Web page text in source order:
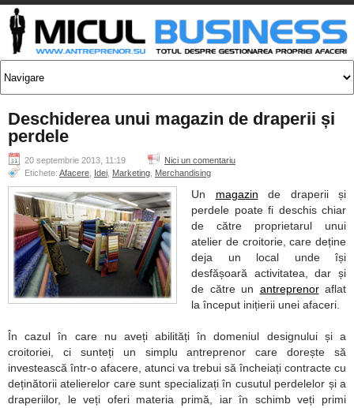
Deschiderea unui magazin de draperii și
perdele
20 septembrie 2013, 11:19
Nici un comentariu
Etichete: Afacere Idei Marketing Merchandising
Un magazin de draperii și
perdele poate fi deschis chiar
de către proprietarul unui
atelier de croitorie, care deține
deja un local unde își
desfășoară activitatea, dar și
de către un antreprenoraflat
la început inițierii unei afaceri.
În cazul în care nu aveți abilități în domeniul designului și a
croitoriei, ci sunteți un simplu antreprenor care dorește să
investească într-o afacere, atunci va trebui să încheiați contracte cu
deținătorii atelierelor care sunt specializați în cusutul perdelelor și a
draperiilor, le veți oferi materia primă, iar în schimb veți primi